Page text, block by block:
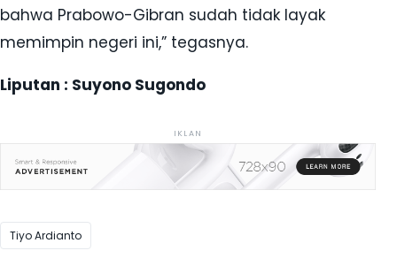
bahwa Prabowo-Gibran sudah tidak layak
memimpin negeri ini,” tegasnya.
Liputan : Suyono Sugondo
IKLAN
Tiyo Ardianto